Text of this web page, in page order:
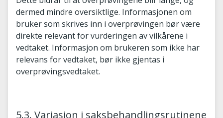
dermed mindre oversiktlige. Informasjonen om
bruker som skrives inn i overprøvingen bør være
direkte relevant for vurderingen av vilkårene i
vedtaket. Informasjon om brukeren som ikke har
relevans for vedtaket, bør ikke gjentas i
overprøvingsvedtaket.
5.3. Variasjon i saksbehandlingsrutinene